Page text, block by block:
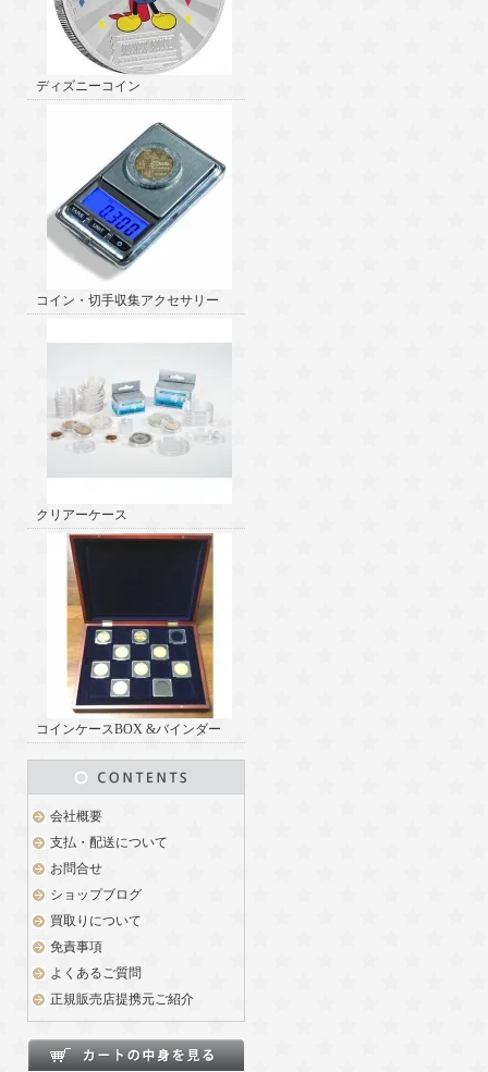
ディズニーコイン
コイン・切手収集アクセサリー
クリアーケース
コインケースBOX &バインダー
会社概要
支払・配送について
お問合せ
ショップブログ
買取りについて
免責事項
よくあるご質問
正規販売店提携元ご紹介